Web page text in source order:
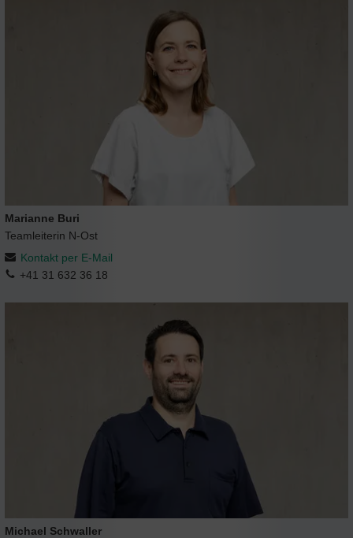
Marianne Buri
Teamleiterin N-Ost
Kontakt per E-Mail
+41 31 632 36 18
Michael Schwaller